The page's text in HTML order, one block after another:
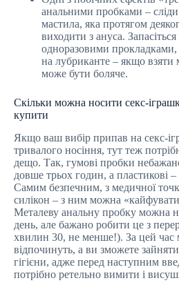
анальними пробками – сліди
мастила, яка протягом
виходити з ануса. Запасіться
одноразовими прокладками,
на лубриканте – якщо взяти
може бути боляче.
Скільки можна носити секс-
купити
Якщо ваш вибір припав на секс-
тривалого носіння, тут теж
дещо. Так, гумові пробки
довше трьох годин, а пластикові
Самим безпечним, з медичної
силікон – з ним можна
Металеву анальну пробку можна
день, але бажано робити це з
хвилин 30, не менше!). За цей час
відпочинуть, а ви зможете
гігієни, адже перед наступним
потрібно ретельно вимити і